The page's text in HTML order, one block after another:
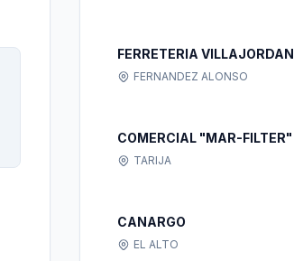
FERRETERIA VILLAJORDAN
FERNANDEZ ALONSO
COMERCIAL "MAR-FILTER"
TARIJA
CANARGO
EL ALTO